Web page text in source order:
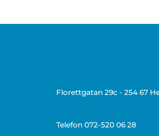
Florettgatan 29c - 254 67
Telefon 072-520 06 28